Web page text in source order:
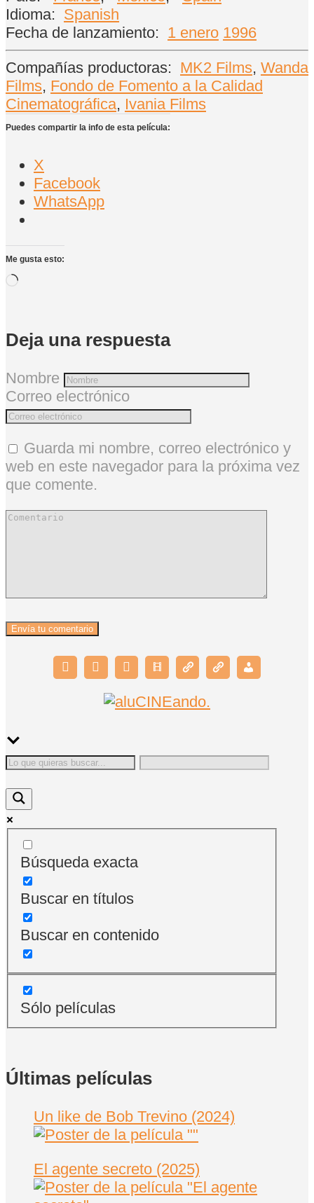
Idioma: Spanish
Fecha de lanzamiento: 1 enero 1996
Compañías productoras: MK2 Films, Wanda
Films, Fondo de Fomento a la Calidad
Cinematográfica, Ivania Films
Puedes compartir la info de esta película:
X
Facebook
WhatsApp
Me gusta esto:
Cargando...
Deja una respuesta
Nombre
Correo electrónico
Guarda mi nombre, correo electrónico y
web en este navegador para la próxima vez
que comente.
Búsqueda exacta
Buscar en títulos
Buscar en contenido
Sólo películas
Últimas películas
Un like de Bob Trevino (2024)
El agente secreto (2025)